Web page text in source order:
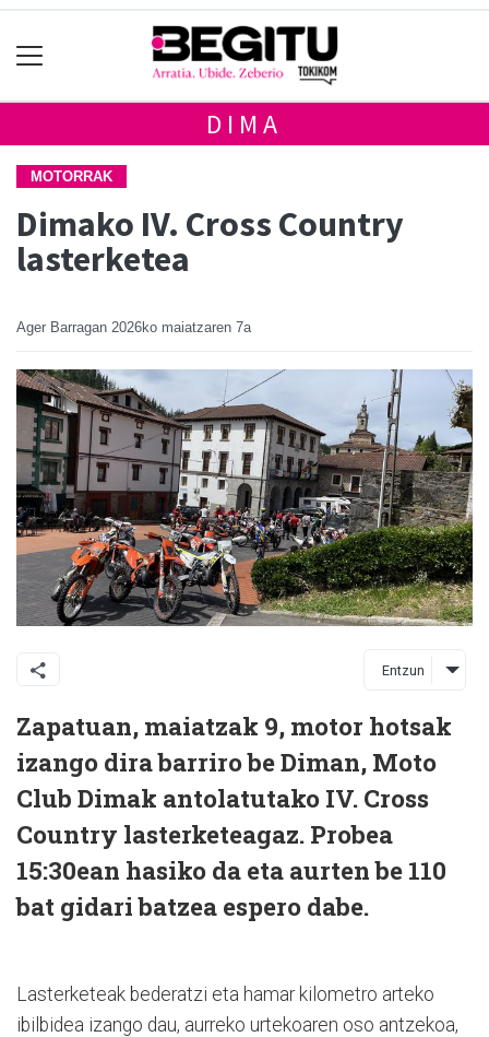
DIMA
MOTORRAK
Dimako IV. Cross Country
lasterketea
Ager Barragan 2026ko maiatzaren 7a
Entzun
Zapatuan, maiatzak 9, motor hotsak
izango dira barriro be Diman, Moto
Club Dimak antolatutako IV. Cross
Country lasterketeagaz. Probea
15:30ean hasiko da eta aurten be 110
bat gidari batzea espero dabe.
Lasterketeak bederatzi eta hamar kilometro arteko
ibilbidea izango dau, aurreko urtekoaren oso antzekoa,